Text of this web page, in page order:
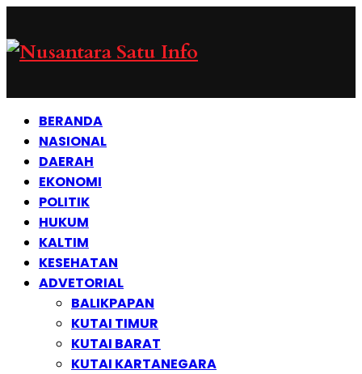
BERANDA
NASIONAL
DAERAH
EKONOMI
POLITIK
HUKUM
KALTIM
KESEHATAN
ADVETORIAL
BALIKPAPAN
KUTAI TIMUR
KUTAI BARAT
KUTAI KARTANEGARA